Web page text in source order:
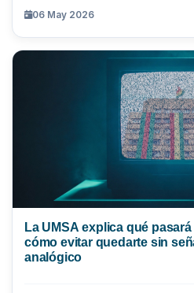
06 May 2026
La UMSA explica qué
cómo evitar quedarte sin
analógico